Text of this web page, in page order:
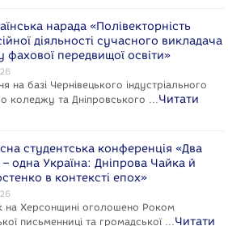
нарада «Полівекторність
діяльності сучасного викладача
фахової передвищої освіти»
на базі Чернівецького індустріального
коледжу та Дніпровського … Читати
студентська конференція «Два
одна Україна: Дніпрова Чайка й
в контексті епох»
на Херсонщині оголошено Роком
письменниці та громадської … Читати